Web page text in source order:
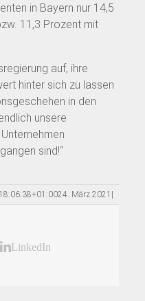
in Bayern nur 14,5
11,3 Prozent mit
auf, ihre
hinter sich zu lassen
in den
unsere
sind!“
24. März 2021 |
LinkedIn